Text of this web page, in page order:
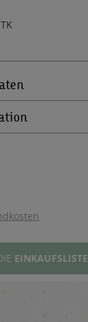
EINKAUFSLISTE